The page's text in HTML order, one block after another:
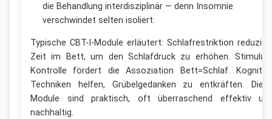
die Behandlung interdisziplinär — denn Insomnie
verschwindet selten isoliert.
Typische CBT-I-Module erläutert: Schlafrestriktion
Zeit im Bett, um den Schlafdruck zu erhöhen.
Kontrolle fördert die Assoziation Bett=Schlaf.
Techniken helfen, Grübelgedanken zu entkräften.
Module sind praktisch, oft überraschend effektiv
nachhaltig.